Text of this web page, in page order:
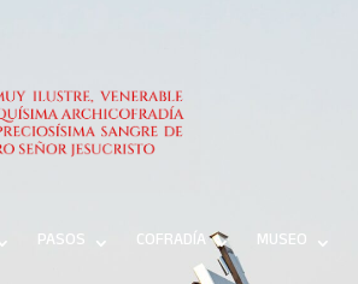
PASOS COFRADÍA MUSEO